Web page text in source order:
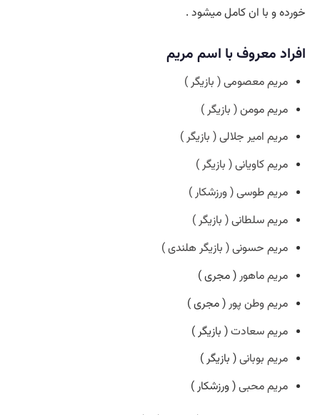
خورده و با ان کامل میشود .
افراد معروف با اسم مریم
مریم معصومی ( بازیگر )
مریم مومن ( بازیگر )
مریم امیر جلالی ( بازیگر )
مریم کاویانی ( بازیگر )
مریم طوسی ( ورزشکار )
مریم سلطانی ( بازیگر )
مریم حسونی ( بازیگر هلندی )
مریم ماهور( مجری )
مریم وطن پور ( مجری )
مریم سعادت( بازیگر )
مریم بوبانی( بازیگر )
مریم محبی( ورزشکار )